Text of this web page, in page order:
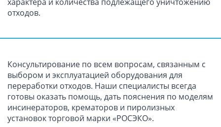
отходов.
Консультирование по всем вопросам, связанным с
выбором и эксплуатацией оборудования для
переработки отходов. Наши специалисты всегда
готовы оказать помощь, дать пояснения по моделям
инсинераторов, крематоров и пиролизных
установок торговой марки «РОСЭКО».